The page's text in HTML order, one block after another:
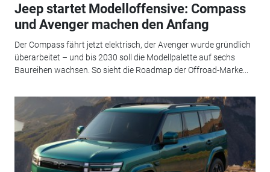
Jeep startet Modelloffensive: Compass
und Avenger machen den Anfang
Der Compass fährt jetzt elektrisch, der Avenger wurde gründlich
überarbeitet – und bis 2030 soll die Modellpalette auf sechs
Baureihen wachsen. So sieht die Roadmap der Offroad-Marke...